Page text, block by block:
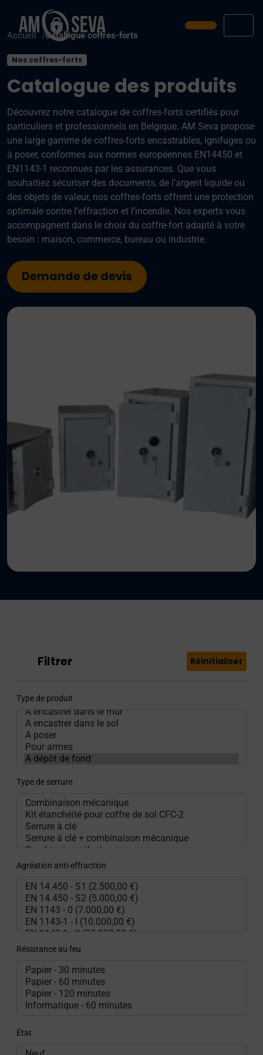
Prendre
Accueil Catalogue coffres-forts
Nos coffres-forts
Catalogue des produits
Découvrez notre catalogue de coffres-forts certifiés pour
particuliers et professionnels en Belgique. AM Seva propose
une large gamme de coffres-forts encastrables, ignifuges ou
à poser, conformes aux normes européennes EN14450 et
EN1143-1 reconnues par les assurances. Que vous
souhaitiez sécuriser des documents, de l’argent liquide ou
des objets de valeur, nos coffres-forts offrent une protection
optimale contre l’effraction et l’incendie. Nos experts vous
accompagnent dans le choix du coffre-fort adapté à votre
besoin : maison, commerce, bureau ou industrie.
Demande de devis
Filtrer Réinitialiser
Type de produit
Type de serrure
Agréation anti-effraction
Résistance au feu
État